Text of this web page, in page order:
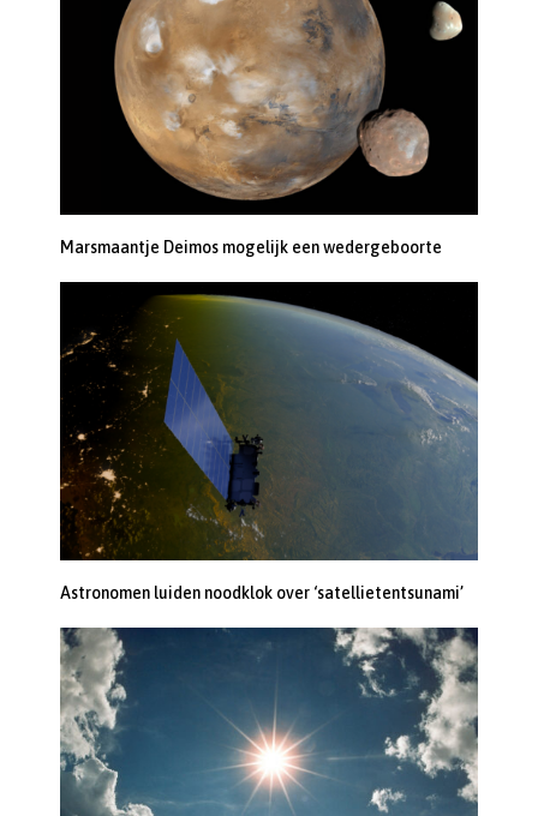
Marsmaantje Deimos mogelijk een wedergeboorte
Astronomen luiden noodklok over ‘satellietentsunami’